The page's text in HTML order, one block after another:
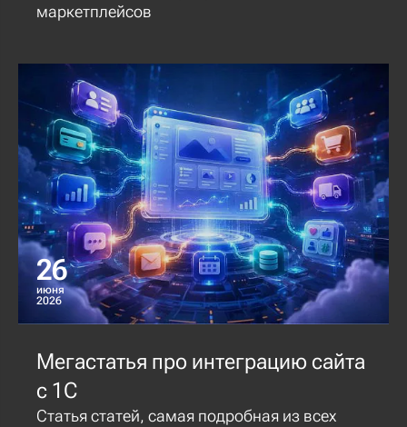
маркетплейсов
26
июня
2026
Мегастатья про интеграцию сайта
с 1С
Статья статей, самая подробная из всех